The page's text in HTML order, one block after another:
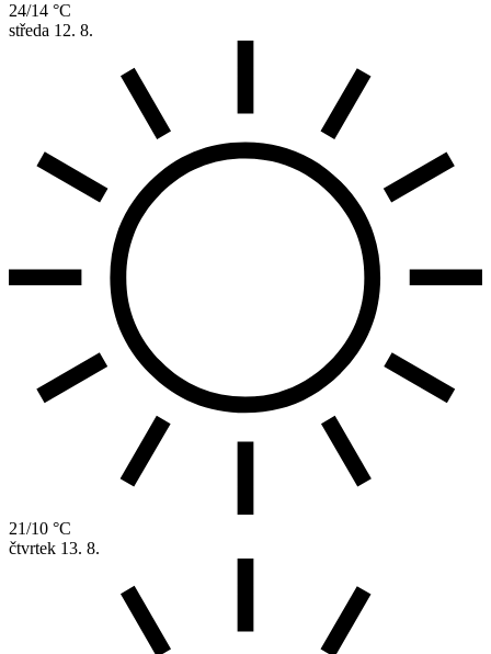
24/14 °C
středa 12. 8.
21/10 °C
čtvrtek 13. 8.